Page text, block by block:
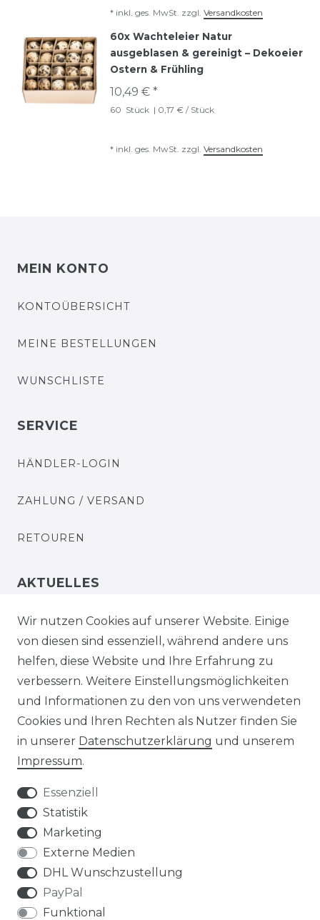
* inkl. ges. MwSt. zzgl. Versandkosten
60x Wachteleier Natur
ausgeblasen & gereinigt – Dekoeier
Ostern & Frühling
10,49 € *
60 Stück | 0,17 € / Stück
* inkl. ges. MwSt. zzgl. Versandkosten
MEIN KONTO
KONTOÜBERSICHT
MEINE BESTELLUNGEN
WUNSCHLISTE
SERVICE
HÄNDLER-LOGIN
ZAHLUNG / VERSAND
RETOUREN
AKTUELLES
STELLENANGEBOTE
NEWSLETTER
Impressum
AGB
Wir nutzen Cookies auf unserer Website. Einige
von diesen sind essenziell, während andere uns
helfen, diese Website und Ihre Erfahrung zu
verbessern. Weitere Einstellungsmöglichkeiten
und Informationen zu den von uns verwendeten
Cookies und Ihren Rechten als Nutzer finden Sie
in unserer Daten­schutz­erklärung und unserem
Impressum.
Essenziell
Statistik
Marketing
Externe Medien
DHL Wunschzustellung
PayPal
Funktional